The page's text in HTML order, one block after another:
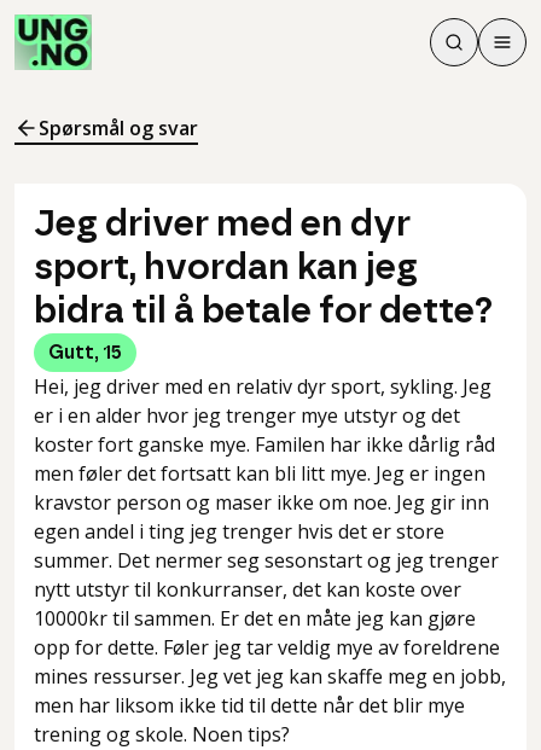
Søk
Søk
Meny
Spørsmål og svar
Jeg driver med en dyr
sport, hvordan kan jeg
bidra til å betale for dette?
Gutt, 15
Hei, jeg driver med en relativ dyr sport, sykling. Jeg
er i en alder hvor jeg trenger mye utstyr og det
koster fort ganske mye. Familen har ikke dårlig råd
men føler det fortsatt kan bli litt mye. Jeg er ingen
kravstor person og maser ikke om noe. Jeg gir inn
egen andel i ting jeg trenger hvis det er store
summer. Det nermer seg sesonstart og jeg trenger
nytt utstyr til konkurranser, det kan koste over
10000kr til sammen. Er det en måte jeg kan gjøre
opp for dette. Føler jeg tar veldig mye av foreldrene
mines ressurser. Jeg vet jeg kan skaffe meg en jobb,
men har liksom ikke tid til dette når det blir mye
trening og skole. Noen tips?